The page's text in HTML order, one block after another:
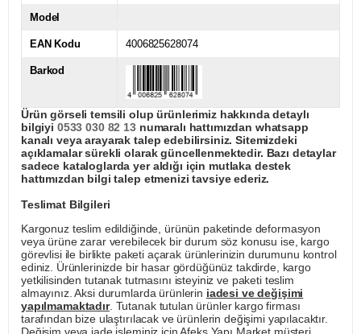
Model
EAN Kodu 4006825628074
Barkod
Ürün görseli temsili olup ürünlerimiz hakkında detaylı
bilgiyi 0533 030 82 13numaralı hattımızdan whatsapp
kanalı veya arayarak talep edebilirsiniz. Sitemizdeki
açıklamalar sürekli olarak güncellenmektedir. Bazı detaylar
sadece kataloglarda yer aldığı için mutlaka destek
hattımızdan bilgi talep etmenizi tavsiye ederiz.
Teslimat Bilgileri
Kargonuz teslim edildiğinde, ürünün paketinde deformasyon
veya ürüne zarar verebilecek bir durum söz konusu ise, kargo
görevlisi ile birlikte paketi açarak ürünlerinizin durumunu kontrol
ediniz. Ürünlerinizde bir hasar gördüğünüz takdirde, kargo
yetkilisinden tutanak tutmasını isteyiniz ve paketi teslim
almayınız. Aksi durumlarda ürünlerin iadesi ve değişimi
yapılmamaktadır. Tutanak tutulan ürünler kargo firması
tarafından bize ulaştırılacak ve ürünlerin değişimi yapılacaktır.